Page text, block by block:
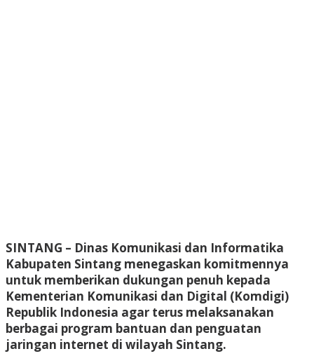
SINTANG – Dinas Komunikasi dan Informatika
Kabupaten Sintang menegaskan komitmennya
untuk memberikan dukungan penuh kepada
Kementerian Komunikasi dan Digital (Komdigi)
Republik Indonesia agar terus melaksanakan
berbagai program bantuan dan penguatan
jaringan internet di wilayah Sintang.